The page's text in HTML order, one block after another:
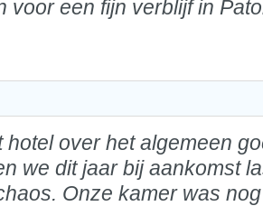
voor een fijn verblijf in
hotel over het algemeen
we dit jaar bij aankomst
Onze kamer was